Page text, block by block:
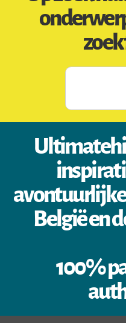
België en
100%